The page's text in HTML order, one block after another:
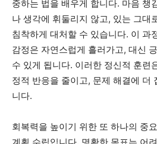
중하는 법을 배우게 합니다. 마음 챙
나 생각에 휘둘리지 않고, 있는 그대
침착하게 대처할 수 있습니다. 이 과
감정은 자연스럽게 흘러가고, 대신
수 있게 됩니다. 이러한 정신적 훈련
정적 반응을 줄이고, 문제 해결에 더
니다.
회복력을 높이기 위한 또 하나의 중